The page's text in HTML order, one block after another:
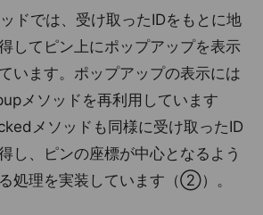
ドでは、受け取ったIDをもとに地
してピン上にポップアップを表示
います。ポップアップの表示には
メソッドを再利用しています
メソッドも同様に受け取ったID
し、ピンの座標が中心となるよう
処理を実装しています（②）。